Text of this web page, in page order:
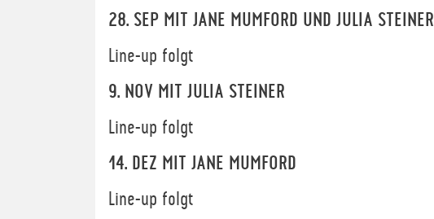
28. SEP MIT JANE MUMFORD UND JULIA STEINER
Line-up folgt
9. NOV MIT JULIA STEINER
Line-up folgt
14. DEZ MIT JANE MUMFORD
Line-up folgt